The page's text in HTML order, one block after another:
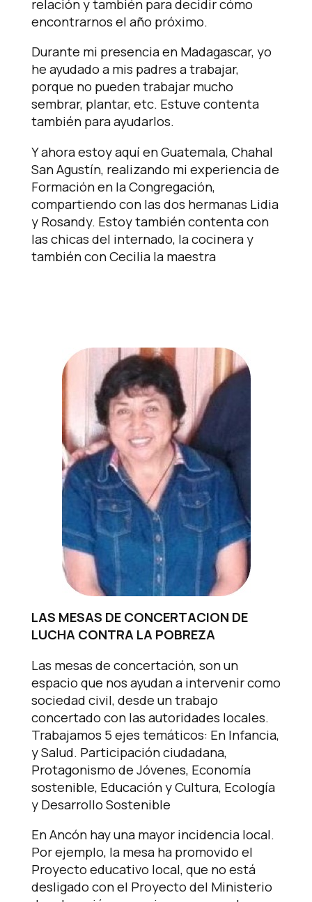
relación y también para decidir cómo
encontrarnos el año próximo.
Durante mi presencia en Madagascar, yo
he ayudado a mis padres a trabajar,
porque no pueden trabajar mucho
sembrar, plantar, etc. Estuve contenta
también para ayudarlos.
Y ahora estoy aquí en Guatemala, Chahal
San Agustín, realizando mi experiencia de
Formación en la Congregación,
compartiendo con las dos hermanas Lidia
y Rosandy. Estoy también contenta con
las chicas del internado, la cocinera y
también con Cecilia la maestra
LAS MESAS DE CONCERTACION DE
LUCHA CONTRA LA POBREZA
Las mesas de concertación, son un
espacio que nos ayudan a intervenir como
sociedad civil, desde un trabajo
concertado con las autoridades locales.
Trabajamos 5 ejes temáticos: En Infancia,
y Salud. Participación ciudadana,
Protagonismo de Jóvenes, Economía
sostenible, Educación y Cultura, Ecología
y Desarrollo Sostenible
En Ancón hay una mayor incidencia local.
Por ejemplo, la mesa ha promovido el
Proyecto educativo local, que no está
desligado con el Proyecto del Ministerio